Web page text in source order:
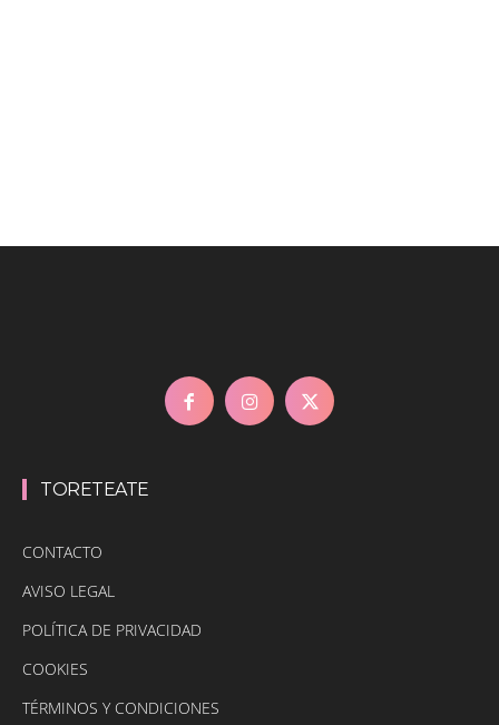
TORETEATE
CONTACTO
AVISO LEGAL
POLÍTICA DE PRIVACIDAD
COOKIES
TÉRMINOS Y CONDICIONES